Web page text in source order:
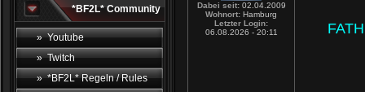
*BF2L* Community
» Youtube
» Twitch
» *BF2L* Regeln / Rules
Dabei seit:02.04.2009
Wohnort: Hamburg
Letzter Login:
06.08.2026 - 20:11